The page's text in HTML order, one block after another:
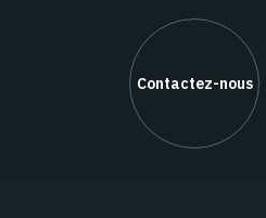
Contactez-nous